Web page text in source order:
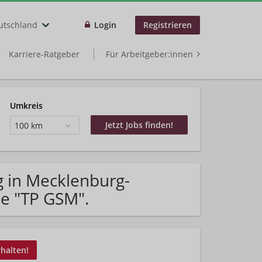
Login Registrieren
Karriere-Ratgeber Für Arbeitgeber:innen
Umkreis
100 km
in Mecklenburg-
"TP GSM".